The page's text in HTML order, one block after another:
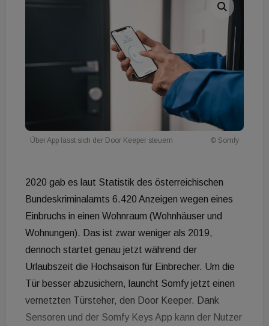
Über App lässt sich der Door Keeper steuern © Somfy
2020 gab es laut Statistik des österreichischen
Bundeskriminalamts 6.420 Anzeigen wegen eines
Einbruchs in einen Wohnraum (Wohnhäuser und
Wohnungen). Das ist zwar weniger als 2019,
dennoch startet genau jetzt während der
Urlaubszeit die Hochsaison für Einbrecher. Um die
Tür besser abzusichern, launcht Somfy jetzt einen
vernetzten Türsteher, den Door Keeper. Dank
Sensoren und der Somfy Keys App kann der Nutzer